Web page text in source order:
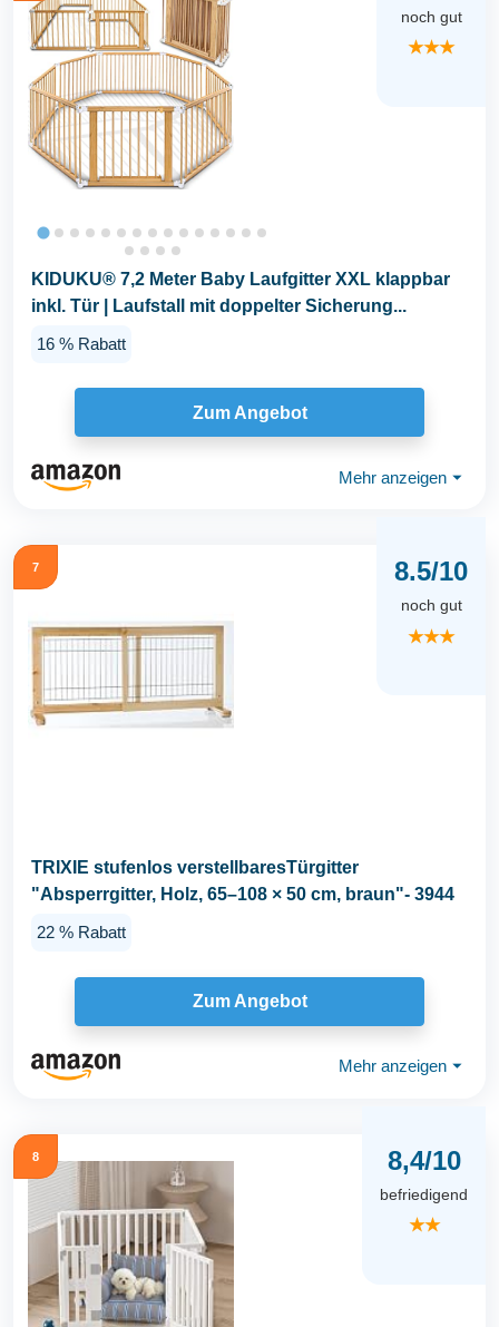
noch gut
★★★
KIDUKU® 7,2 Meter Baby Laufgitter XXL klappbar
inkl. Tür | Laufstall mit doppelter Sicherung...
16 % Rabatt
Zum Angebot
Mehr anzeigen ⏷
7 8.5/10
noch gut
★★★
TRIXIE stufenlos verstellbaresTürgitter
"Absperrgitter, Holz, 65–108 × 50 cm, braun"- 3944
22 % Rabatt
Zum Angebot
Mehr anzeigen ⏷
8 8,4/10
befriedigend
★★